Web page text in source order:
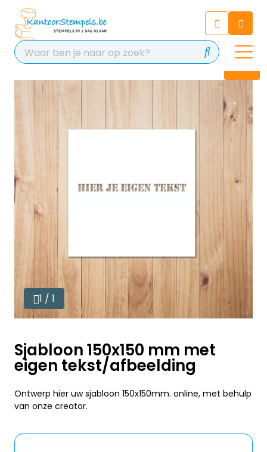
Chat 24/7 met onze chatbot
voor hulp
Contact
1 / 1
Sjabloon 150x150 mm met
eigen tekst/afbeelding
Ontwerp hier uw sjabloon 150x150mm. online, met behulp
van onze creator.